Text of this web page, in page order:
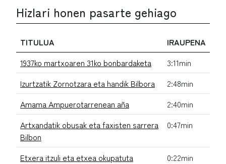
Hizlari honen pasarte gehiago
TITULUA
IRAUPENA
1937ko martxoaren 31ko bonbardaketa
3:11min
Izurtzatik Zornotzara eta handik Bilbora
2:48min
Amama Ampuerotarrenean aña
2:40min
Artxandatik obusak eta faxisten sarrera
Bilbon
0:47min
Etxera itzuli eta etxea okupatuta
0:22min